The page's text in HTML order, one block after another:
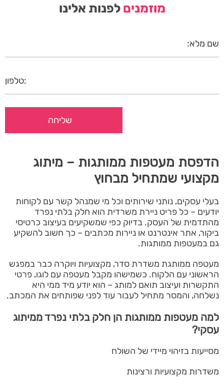
מוזמנים לפנות אלינו
הדפסת מעטפות ממותגות – מיתוג
מקצועי שמתחיל מבחוץ
בעלי עסקים, נותני שירותים וכל מי שמנהל קשר עם לקוחות
יודעים – כל פריט ניירת משרדית הוא חלק בלתי נפרד
מהתדמית של העסק. בדיוק כפי שמשקיעים בעיצוב כרטיסי
ביקור, אתר אינטרנט או ניירות מכתבים – כך חשוב להשקיע
גם במעטפות ממותגות.
מעטפה ממותגת משדרת סדר, מקצועיות ויוקרה כבר במפגש
הראשוני עם הלקוח. כשמישהו מקבל מעטפה עם לוגו, פרטי
התקשרות ועיצוב תואם למותג – הוא יודע מיד ממי היא
נשלחה, והמסר מתחיל לעבור עוד לפני שפותחים את המכתב.
למה מעטפות ממותגות הן חלק בלתי נפרד ממיתוג
עסקי?
מסייעות בזיהוי מיידי של השולח
משדרות מקצועיות ורצינות